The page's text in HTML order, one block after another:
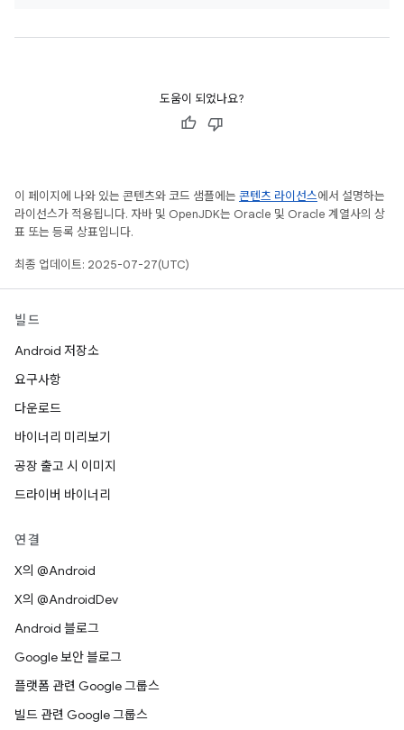
도움이 되었나요?
이 페이지에 나와 있는 콘텐츠와 코드 샘플에는 콘텐츠 라이선스에서 설명하는
라이선스가 적용됩니다. 자바 및 OpenJDK는 Oracle 및 Oracle 계열사의 상
표 또는 등록 상표입니다.
최종 업데이트: 2025-07-27(UTC)
빌드
Android 저장소
요구사항
다운로드
바이너리 미리보기
공장 출고 시 이미지
드라이버 바이너리
연결
X의 @Android
X의 @AndroidDev
Android 블로그
Google 보안 블로그
플랫폼 관련 Google 그룹스
빌드 관련 Google 그룹스